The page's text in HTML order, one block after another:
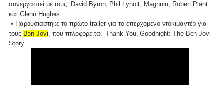
συνεργαστεί με τους: David Byron, Phil Lynott, Magnum, Robert Plant
και Glenn Hughes.
• Παρουσιάστηκε το πρώτο trailer για το επερχόμενο ντοκιμαντέρ για
τους Bon Jovi, που τιτλοφορείται Thank You, Goodnight: The Bon Jovi
Story.